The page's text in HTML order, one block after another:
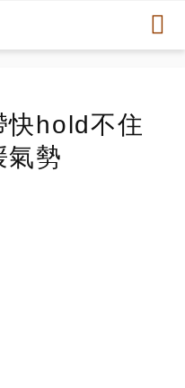
快hold不住
氣勢